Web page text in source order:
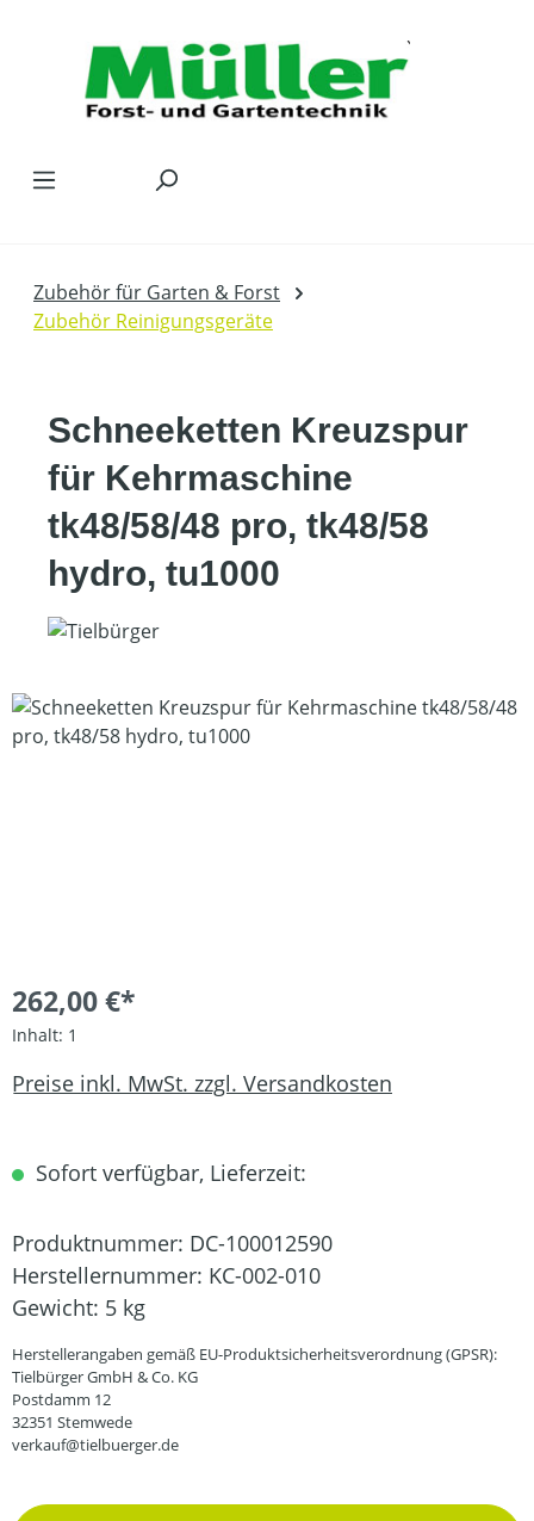
Zubehör für Garten & Forst
Zubehör Reinigungsgeräte
Schneeketten Kreuzspur
für Kehrmaschine
tk48/58/48 pro, tk48/58
hydro, tu1000
Bildergalerie überspringen
262,00 €*
Inhalt: 1
Preise inkl. MwSt. zzgl. Versandkosten
Sofort verfügbar, Lieferzeit:
Produktnummer: DC-100012590
Herstellernummer: KC-002-010
Gewicht: 5 kg
Herstellerangaben gemäß EU-Produktsicherheitsverordnung (GPSR):
Tielbürger GmbH & Co. KG
Postdamm 12
32351 Stemwede
verkauf@tielbuerger.de